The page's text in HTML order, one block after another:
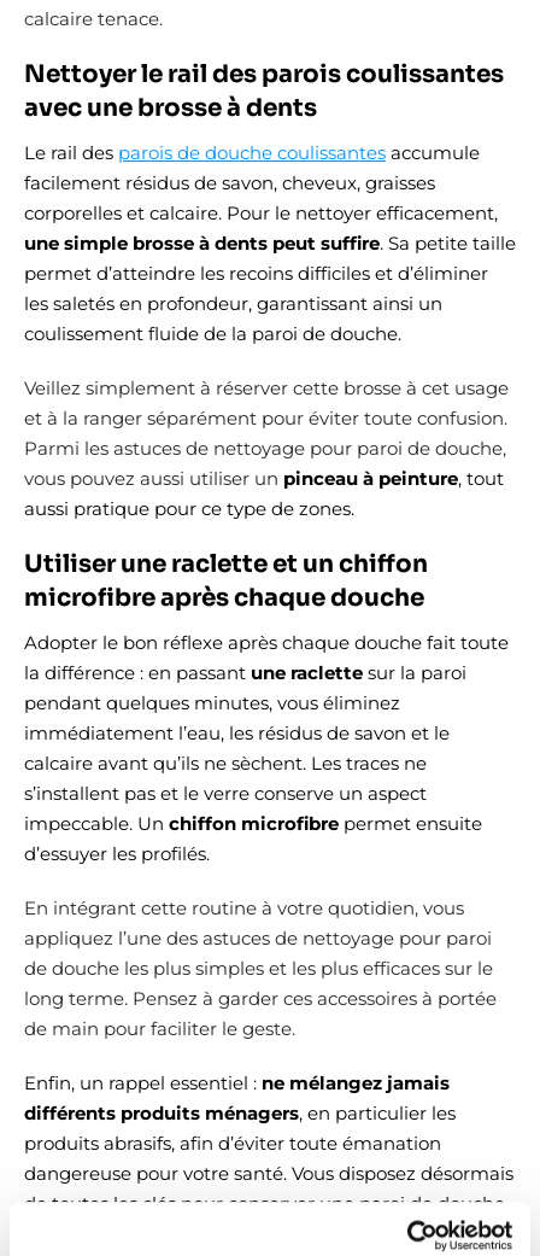
calcaire tenace.
Nettoyer le rail des parois coulissantes
avec une brosse à dents
Le rail des parois de douche coulissantes accumule
facilement résidus de savon, cheveux, graisses
corporelles et calcaire. Pour le nettoyer efficacement,
une simple brosse à dents peut suffire. Sa petite taille
permet d’atteindre les recoins difficiles et d’éliminer
les saletés en profondeur, garantissant ainsi un
coulissement fluide de la paroi de douche.
Veillez simplement à réserver cette brosse à cet usage
et à la ranger séparément pour éviter toute confusion.
Parmi les astuces de nettoyage pour paroi de douche,
vous pouvez aussi utiliser un pinceau à peinture, tout
aussi pratique pour ce type de zones.
Utiliser une raclette et un chiffon
microfibre après chaque douche
Adopter le bon réflexe après chaque douche fait toute
la différence : en passant une raclette sur la paroi
pendant quelques minutes, vous éliminez
immédiatement l’eau, les résidus de savon et le
calcaire avant qu’ils ne sèchent. Les traces ne
s’installent pas et le verre conserve un aspect
impeccable. Un chiffon microfibre permet ensuite
d’essuyer les profilés.
En intégrant cette routine à votre quotidien, vous
appliquez l’une des astuces de nettoyage pour paroi
de douche les plus simples et les plus efficaces sur le
long terme. Pensez à garder ces accessoires à portée
de main pour faciliter le geste.
Enfin, un rappel essentiel : ne mélangez jamais
différents produits ménagers, en particulier les
produits abrasifs, afin d’éviter toute émanation
dangereuse pour votre santé. Vous disposez désormais
de toutes les clés pour conserver une paroi de douche
propre, brillante et éclatante... alors, quelle est votre